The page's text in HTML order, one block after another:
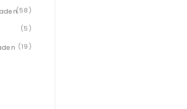
(58)
(5)
(19)